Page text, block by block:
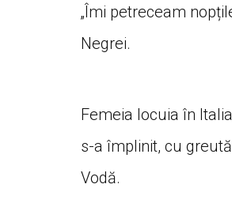
„Îmi petreceam
Negrei.
Femeia locuia în
s-a împlinit, cu
Vodă.